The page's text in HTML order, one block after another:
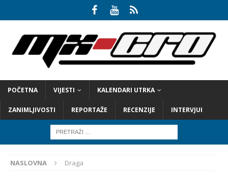
POČETNA VIJESTI KALENDARI UTRKA
ZANIMLJIVOSTI REPORTAŽE RECENZIJE INTERVJUI
NASLOVNA Draga